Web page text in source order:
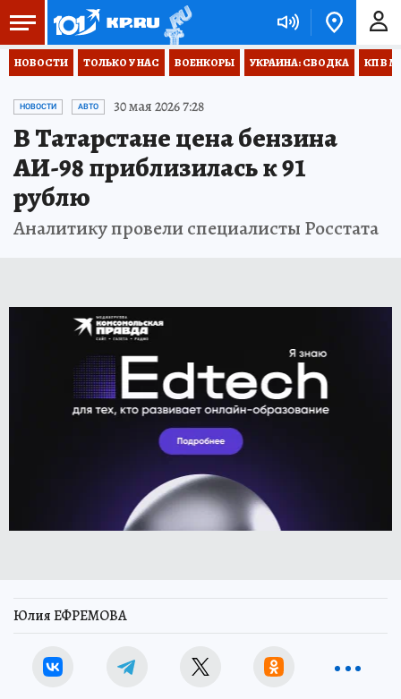
НОВОСТИ ТОЛЬКО У НАС ВОЕНКОРЫ УКРАИНА: СВОДКА КП В
НОВОСТИ АВТО 30 мая 2026 7:28
В Татарстане цена бензина
АИ-98 приблизилась к 91
рублю
Аналитику провели специалисты Росстата
Юлия ЕФРЕМОВА